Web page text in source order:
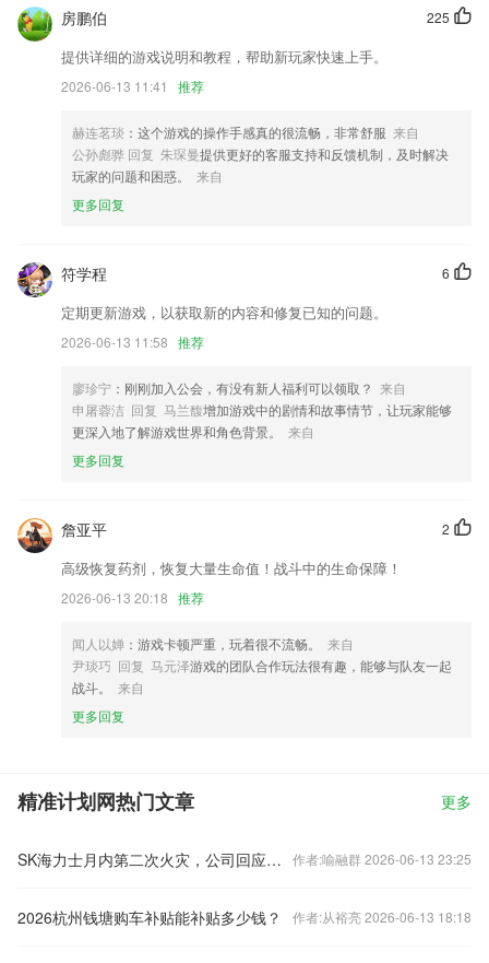
精准计划网更新了什么?
支持裁切任意视频片段
新增定制公交功能
自定义模块苹果手机无法查看数据
开放【三星 Note10 5G(猎户座)】机型的双系统。
优化扫描车牌，更加精准识别车牌。
联系我们
以上就是精准计划网的介绍，如果您喜欢这款软件，您可以到应用商店进
行打分评论，说出您的使用经历，以帮助我们更好的对产品进行优化修
225
房鹏伯
提供详细的游戏说明和教程，帮助新玩家快速上手。
2026-06-13 11:41 推荐
赫连茗琰 ：这个游戏的操作手感真的很流畅，非常舒服 来自
公孙彪骅 回复 朱琛曼提供更好的客服支持和反馈机制，及时解决
玩家的问题和困惑。
来自
更多回复
6
符学程
定期更新游戏，以获取新的内容和修复已知的问题。
2026-06-13 11:58 推荐
廖珍宁 ：刚刚加入公会，有没有新人福利可以领取？ 来自
申屠蓉洁 回复 马兰馥增加游戏中的剧情和故事情节，让玩家能够
更深入地了解游戏世界和角色背景。
来自
更多回复
2
詹亚平
高级恢复药剂，恢复大量生命值！战斗中的生命保障！
2026-06-13 20:18 推荐
闻人以婵 ：游戏卡顿严重，玩着很不流畅。
来自
尹琰巧 回复 马元泽游戏的团队合作玩法很有趣，能够与队友一起
战斗。
来自
更多回复
精准计划网热门文章 更多
SK海力士月内第二次火灾，公司回应：已初步控制，生产设备运行正常 作者:喻融群 2026-06-13 23:25
2026杭州钱塘购车补贴能补贴多少钱？ 作者:从裕亮 2026-06-13 18:18